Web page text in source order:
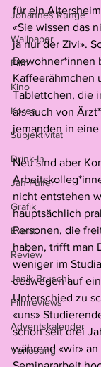
Johannes Runge
Wallpaper
Film
Kino
Korea
Subjektivität
Drink-In
Jan Pulfer
Grafik
Event
Review
Janik Bruschi
Filmreviews
Adventskalender
Verlosung
für ein
«Sie wissen das
ja nur der Zivi».
Bewohner*innen
Kaffeerähmchen
Tablettchen, die
als auch von
jemanden in
Neu sind aber
nicht entstehen
hauptsächlich
Personen, die
haben, trifft man
weniger im
deswegen auf
Unterschied zu
«uns»
schon seit drei
während «wir»